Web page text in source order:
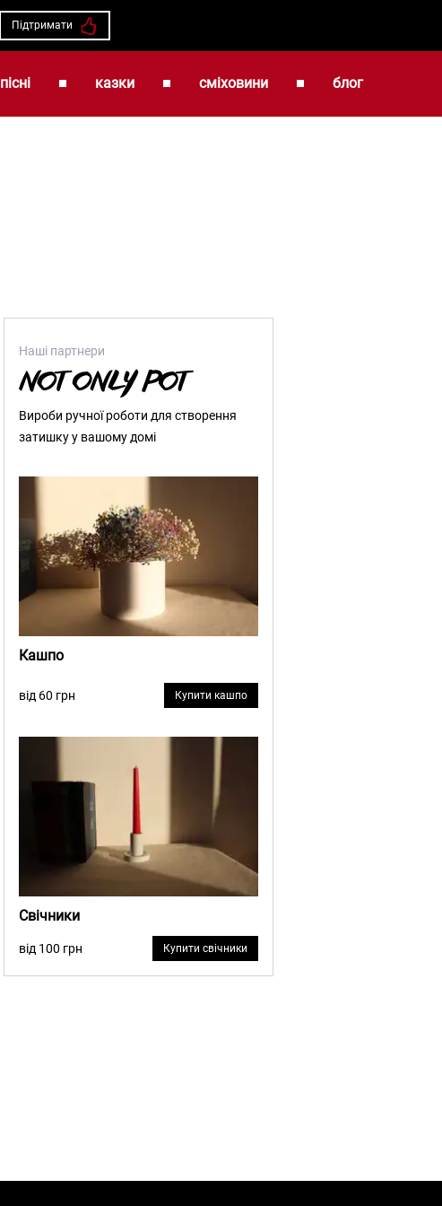
Підтримати
пісні казки сміховини блог
Наші партнери
Вироби ручної роботи для створення
затишку у вашому домі
Кашпо
від 60 грн Купити кашпо
Свічники
від 100 грн Купити свічники